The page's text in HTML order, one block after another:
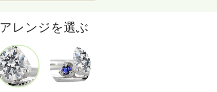
アレンジを選ぶ